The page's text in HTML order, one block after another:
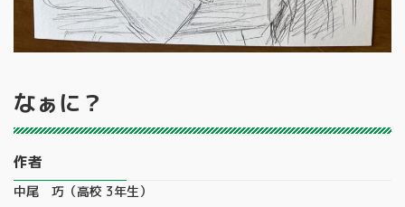
なぁに？
作者
中尾 巧（高校 3年生）